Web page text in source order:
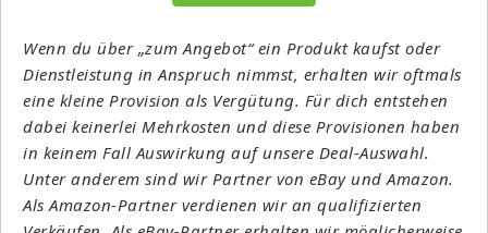
Wenn du über „zum Angebot“ ein Produkt kaufst oder
Dienstleistung in Anspruch nimmst, erhalten wir oftmals
eine kleine Provision als Vergütung. Für dich entstehen
dabei keinerlei Mehrkosten und diese Provisionen haben
in keinem Fall Auswirkung auf unsere Deal-Auswahl.
Unter anderem sind wir Partner von eBay und Amazon.
Als Amazon-Partner verdienen wir an qualifizierten